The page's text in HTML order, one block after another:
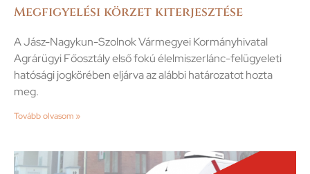
Megfigyelési körzet kiterjesztése
A Jász-Nagykun-Szolnok Vármegyei Kormányhivatal
Agrárügyi Főosztály első fokú élelmiszerlánc-felügyeleti
hatósági jogkörében eljárva az alábbi határozatot hozta
meg.
Tovább olvasom »